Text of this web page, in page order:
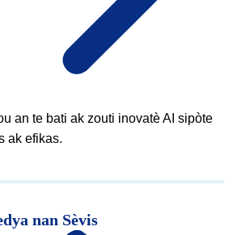
an te bati ak zouti inovatè AI sipòte
ak efikas.
nan Sèvis